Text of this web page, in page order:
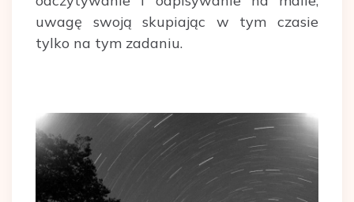
uwagę swoją skupiając w tym czasie
tylko na tym zadaniu.